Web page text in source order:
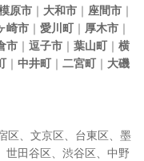
原市 ｜ 大和市 ｜ 座間市 ｜
崎市 ｜ 愛川町｜ 厚木市 ｜
市 ｜ 逗子市 ｜ 葉山町｜ 横
｜ 中井町｜ 二宮町｜ 大磯
区 文京区 台東区
墨
世田谷区 渋谷区
中野